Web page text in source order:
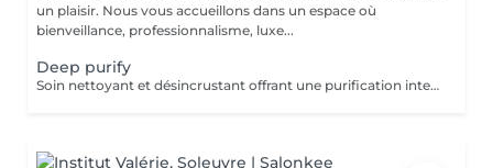
un plaisir. Nous vous accueillons dans un espace où
bienveillance, professionnalisme, luxe...
Deep purify
Soin nettoyant et désincrustant offrant une purification intense, aidant les peaux à tendance acnéique et séborrhéique à retrouver un équilibre Deep Purify nettoie les pores en profondeur pour prévenir et atténuer les imperfections. Ce soin est indispensable à une bonne pénétration des agents actifs lors de l'application de produits cosméceutiques. 1 Séance: 135€ forfait 5 séances : 610€